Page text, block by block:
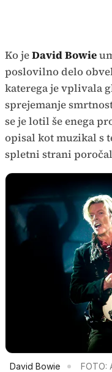
Ko jeDavid Bowie
poslovilno delo
katerega je vplivala
sprejemanje
se je lotil še enega
opisal kot muzikal s
spletni strani
David Bowie FOTO: